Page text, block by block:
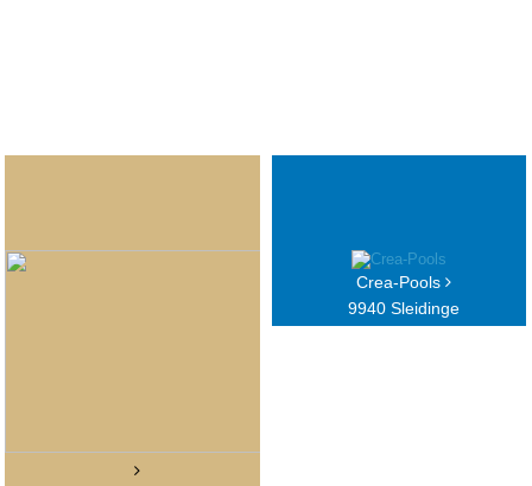
Crea-Pools
9940 Sleidinge